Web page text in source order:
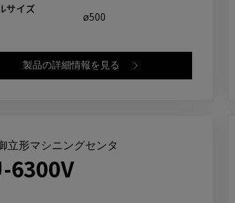
サイズ
ø500
製品の詳細情報を見る
立形マシニングセンタ
6300V